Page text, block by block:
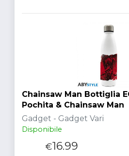
Chainsaw Man Bottiglia
Pochita & Chainsaw Man
Gadget - Gadget Vari
Disponibile
€16.99